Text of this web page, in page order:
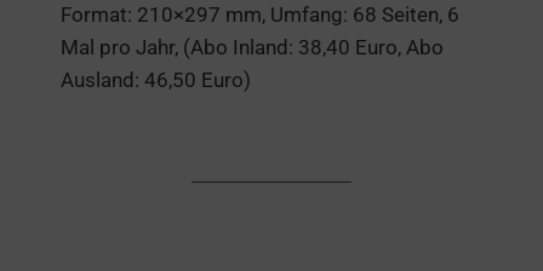
Format: 210×297 mm, Umfang: 68 Seiten, 6
Mal pro Jahr, (Abo Inland: 38,40 Euro, Abo
Ausland: 46,50 Euro)